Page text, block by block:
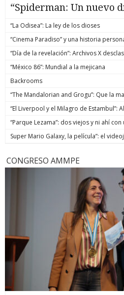
“Spiderman: Un nuevo
“La Odisea”: La ley de los dioses
“Cinema Paradiso” y una historia
“Día de la revelación”: Archivos X
“México 86”: Mundial a la mejicana
Backrooms
“The Mandalorian and Grogu”: Que la
“El Liverpool y el Milagro de Estambul”:
“Parque Lezama”: dos viejos y ni ahí
Super Mario Galaxy, la película”: el
CONGRESO AMMPE